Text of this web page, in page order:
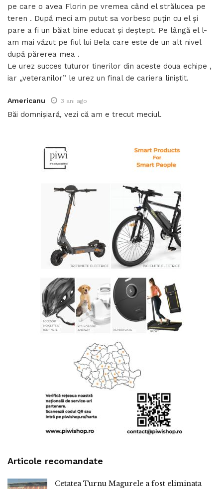
pe care o avea Florin pe vremea când el strălucea pe
teren . După meci am putut sa vorbesc puțin cu el și
pare a fi un băiat bine educat și deștept. Pe lângă el l-
am mai văzut pe fiul lui Bela care este de un alt nivel
după părerea mea .
Le urez succes tuturor tinerilor din aceste doua echipe ,
iar „veteranilor” le urez un final de cariera liniștit.
Americanu 3 ani ago
Băi domnișiară, vezi că am e trecut meciul.
Articole recomandate
Cetatea Turnu Magurele a fost eliminata